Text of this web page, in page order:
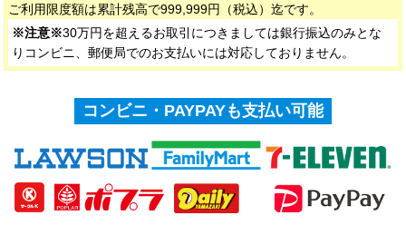
ご利用限度額は累計残高で999,999円（税込）迄です。
※注意※30万円を超えるお取引につきましては銀行振込のみとな
りコンビニ、郵便局でのお支払いには対応しておりません。
コンビニ・PAYPAYも支払い可能